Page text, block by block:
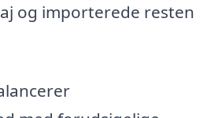
og importerede resten